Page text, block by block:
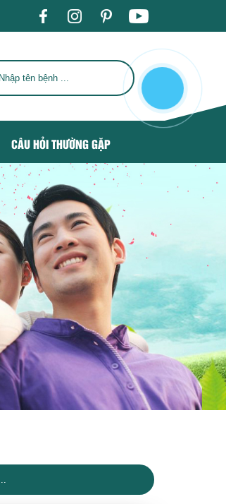
QUỐC TẾ, TRỞ THÀNH ĐỊA CHỈ CHĂM
CÂU HỎI THƯỜNG GẶP